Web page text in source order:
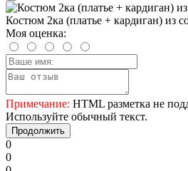
Костюм 2ка (платье + кардиган) из
Моя оценка:
Примечание: HTML разметка не
Используйте обычный текст.
Продолжить
0
0